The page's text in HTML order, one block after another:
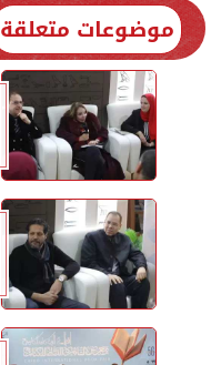
موضوعات متعلقة